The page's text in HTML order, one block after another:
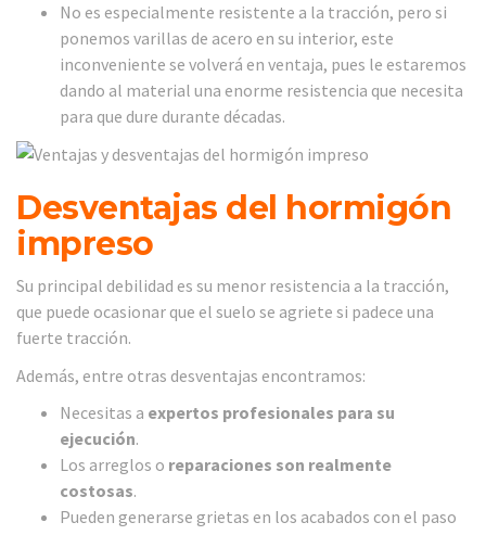
No es especialmente resistente a la tracción, pero si
ponemos varillas de acero en su interior, este
inconveniente se volverá en ventaja, pues le estaremos
dando al material una enorme resistencia que necesita
para que dure durante décadas.
Desventajas del hormigón
impreso
Su principal debilidad es su menor resistencia a la tracción,
que puede ocasionar que el suelo se agriete si padece una
fuerte tracción.
Además, entre otras desventajas encontramos:
Necesitas a expertos profesionales para su
ejecución.
Los arreglos o reparaciones son realmente
costosas.
Pueden generarse grietas en los acabados con el paso